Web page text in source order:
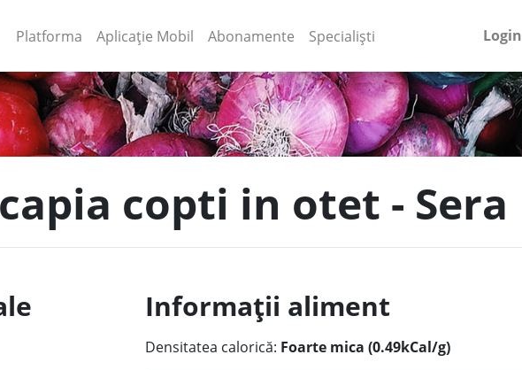
Platforma (current)
Aplicație Mobil (current)
Abonamente Specialiști Login
copti in otet - Sera
Informații aliment
Densitatea calorică: Foarte mica (0.49kCal/g)